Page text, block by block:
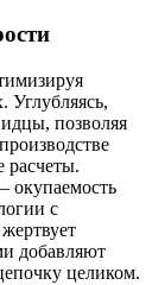
Углубляясь,
позволяя
расчеты.
окупаемость
с
добавляют
целиком.